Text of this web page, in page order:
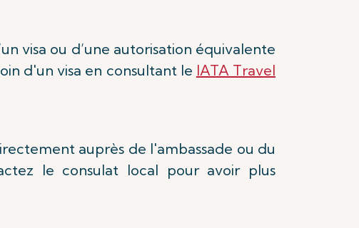
visa ou d’une autorisation équivalente
d'un visa en consultant le IATA Travel
auprès de l'ambassade ou du
le consulat local pour avoir plus